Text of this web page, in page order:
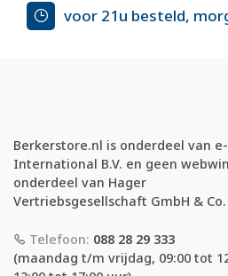
voor 21u besteld,
Berkerstore.nl is onderdeel van
International B.V. en geen
onderdeel van Hager
Vertriebsgesellschaft GmbH & Co.
Telefoon: 088 28 29 333
(maandag t/m vrijdag, 09:00 tot